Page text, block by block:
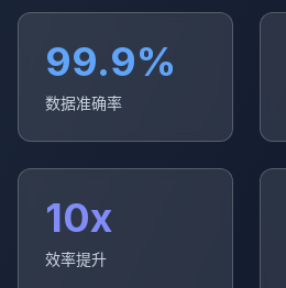
99.9%
数据准确率
10x
效率提升